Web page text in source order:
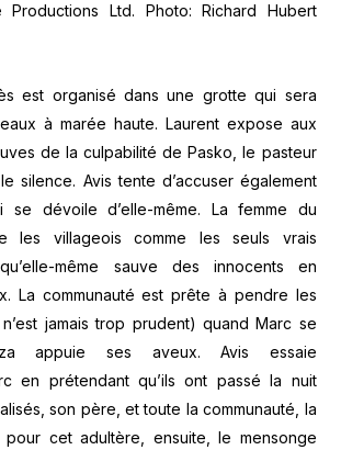
Productions Ltd. Photo: Richard Hubert
est organisé dans une grotte qui sera
à marée haute. Laurent expose aux
de la culpabilité de Pasko, le pasteur
silence. Avis tente d’accuser également
se dévoile d’elle-même. La femme du
les villageois comme les seuls vrais
même sauve des innocents en
La communauté est prête à pendre les
jamais trop prudent) quand Marc se
appuie ses aveux. Avis essaie
en prétendant qu’ils ont passé la nuit
son père, et toute la communauté, la
pour cet adultère, ensuite, le mensonge